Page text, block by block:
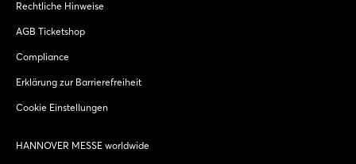
Rechtliche Hinweise
AGB Ticketshop
Compliance
Erklärung zur Barrierefreiheit
Cookie Einstellungen
HANNOVER MESSE worldwide